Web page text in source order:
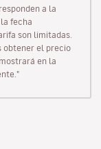
a la
fecha
son limitadas.
obtener el precio
en la